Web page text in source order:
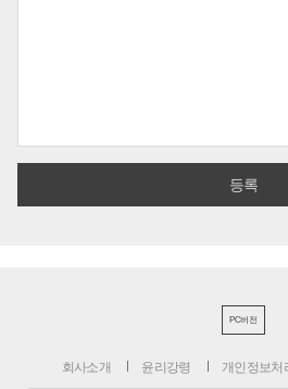
PC버전
회사소개 윤리강령 개인정보처